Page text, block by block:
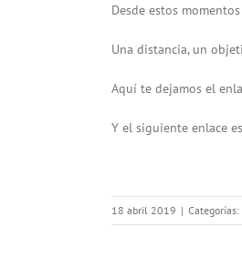
Desde estos
Una distancia, un
Aquí te dejamos el
Y el siguiente enlace
18 abril 2019 | Categorías: